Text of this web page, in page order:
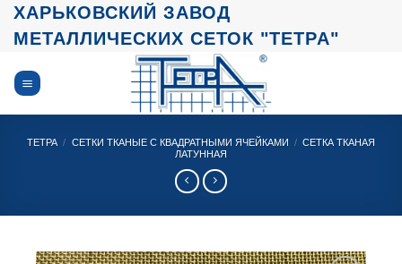
Skip
content
ХАРЬКОВСКИЙ ЗАВОД
МЕТАЛЛИЧЕСКИХ СЕТОК "ТЕТРА"
ТЕТРА / СЕТКИ ТКАНЫЕ С КВАДРАТНЫМИ ЯЧЕЙКАМИ / СЕТКА ТКАНАЯ
ЛАТУННАЯ